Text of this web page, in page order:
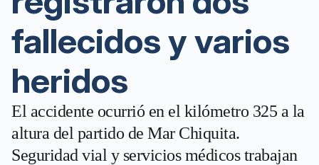
fallecidos y varios
heridos
El accidente ocurrió en el kilómetro 325 a la
altura del partido de Mar Chiquita.
Seguridad vial y servicios médicos trabajan